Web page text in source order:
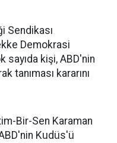
Sendikası
Demokrasi
sayıda kişi, ABD'nin
tanıması kararını
Bir-Sen Karaman
Kudüs'ü